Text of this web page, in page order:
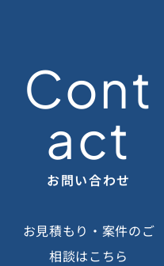
Cont
act
お問い合わせ
お見積もり・案件のご
相談はこちら